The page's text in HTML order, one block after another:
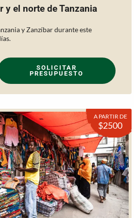
y el norte de Tanzania
y Zanzíbar durante este
SOLICITAR
PRESUPUESTO
A PARTIR DE
$2500